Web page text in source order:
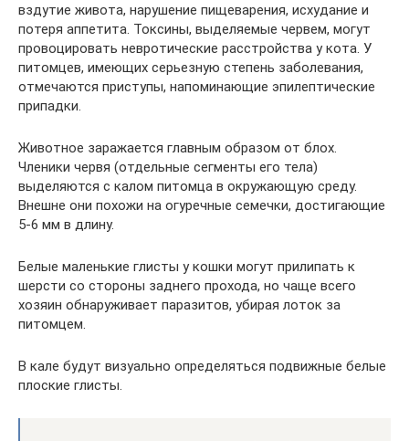
вздутие живота, нарушение пищеварения, исхудание и
потеря аппетита. Токсины, выделяемые червем, могут
провоцировать невротические расстройства у кота. У
питомцев, имеющих серьезную степень заболевания,
отмечаются приступы, напоминающие эпилептические
припадки.
Животное заражается главным образом от блох.
Членики червя (отдельные сегменты его тела)
выделяются с калом питомца в окружающую среду.
Внешне они похожи на огуречные семечки, достигающие
5-6 мм в длину.
Белые маленькие глисты у кошки могут прилипать к
шерсти со стороны заднего прохода, но чаще всего
хозяин обнаруживает паразитов, убирая лоток за
питомцем.
В кале будут визуально определяться подвижные белые
плоские глисты.